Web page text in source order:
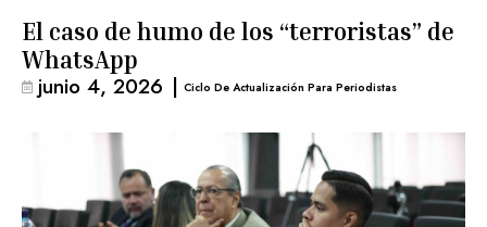
El caso de humo de los “terroristas” de
WhatsApp
junio 4, 2026 | Ciclo De Actualización Para Periodistas